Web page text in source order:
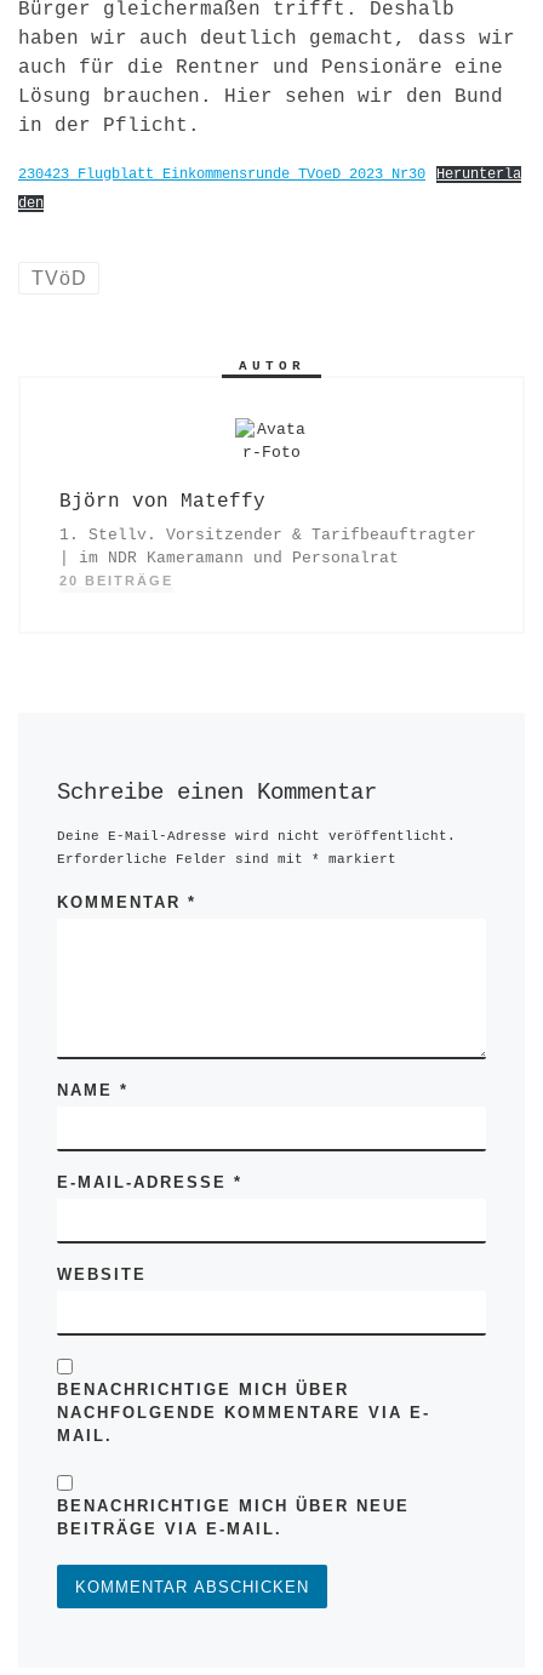
Bürger gleichermaßen trifft. Deshalb
haben wir auch deutlich gemacht, dass wir
auch für die Rentner und Pensionäre eine
Lösung brauchen. Hier sehen wir den Bund
in der Pflicht.
230423_Flugblatt_Einkommensrunde_TVoeD_2023_Nr30
Herunterla
den
TVöD
AUTOR
Björn von Mateffy
1. Stellv. Vorsitzender & Tarifbeauftragter
| im NDR Kameramann und Personalrat
20 BEITRÄGE
Schreibe einen Kommentar
Deine E-Mail-Adresse wird nicht veröffentlicht.
Erforderliche Felder sind mit * markiert
KOMMENTAR*
NAME*
E-MAIL-ADRESSE*
WEBSITE
BENACHRICHTIGE MICH ÜBER
NACHFOLGENDE KOMMENTARE VIA E-
MAIL.
BENACHRICHTIGE MICH ÜBER NEUE
BEITRÄGE VIA E-MAIL.